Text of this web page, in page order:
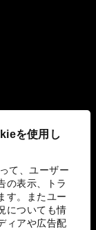
を使用し
て、ユーザー
の表示、トラ
す。またユー
についても情
ィアや広告配